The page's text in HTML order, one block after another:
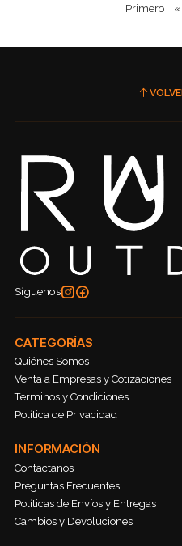
Primero «
Síguenos
CATEGORÍAS
Quiénes Somos
Venta a Empresas y Cotizaciones
Terminos y Condiciones
Política de Privacidad
INFORMACIÓN
Contactanos
Preguntas Frecuentes
Políticas de Envíos y Entregas
Cambios y Devoluciones